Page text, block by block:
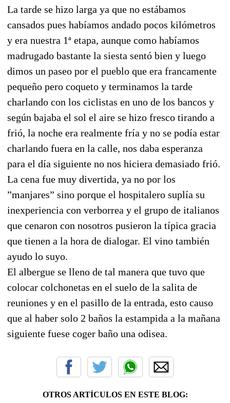
La tarde se hizo larga ya que no estábamos
cansados pues habíamos andado pocos kilómetros
y era nuestra 1ª etapa, aunque como habíamos
madrugado bastante la siesta sentó bien y luego
dimos un paseo por el pueblo que era francamente
pequeño pero coqueto y terminamos la tarde
charlando con los ciclistas en uno de los bancos y
según bajaba el sol el aire se hizo fresco tirando a
frió, la noche era realmente fría y no se podía estar
charlando fuera en la calle, nos daba esperanza
para el día siguiente no nos hiciera demasiado frió.
La cena fue muy divertida, ya no por los
”manjares” sino porque el hospitalero suplía su
inexperiencia con verborrea y el grupo de italianos
que cenaron con nosotros pusieron la típica gracia
que tienen a la hora de dialogar. El vino también
ayudo lo suyo.
El albergue se lleno de tal manera que tuvo que
colocar colchonetas en el suelo de la salita de
reuniones y en el pasillo de la entrada, esto causo
que al haber solo 2 baños la estampida a la mañana
siguiente fuese coger baño una odisea.
OTROS ARTÍCULOS EN ESTE BLOG: